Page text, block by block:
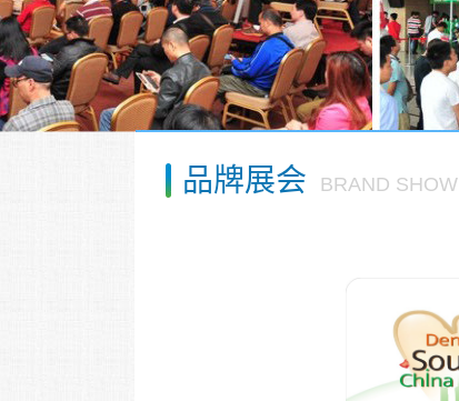
品牌展会 BRAND SHOW